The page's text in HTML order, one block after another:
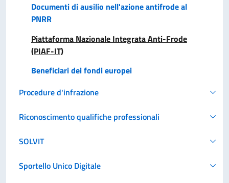
Documenti di ausilio nell'azione antifrode al
PNRR
Piattaforma Nazionale Integrata Anti-Frode
(PIAF-IT)
Beneficiari dei fondi europei
Procedure d'infrazione
Riconoscimento qualifiche professionali
SOLVIT
Sportello Unico Digitale